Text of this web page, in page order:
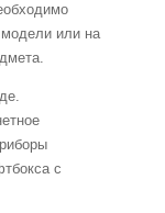
или на
с